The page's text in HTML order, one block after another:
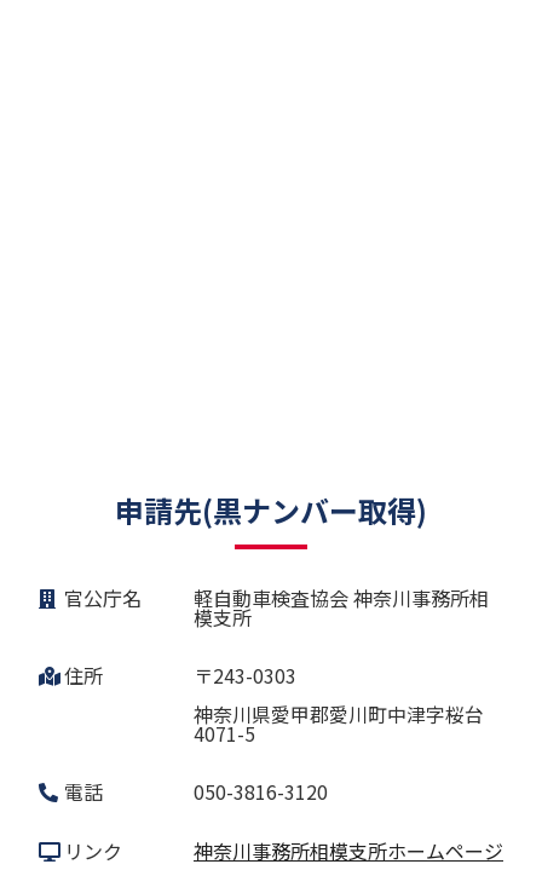
申請先(黒ナンバー取得)
官公庁名 軽自動車検査協会 神奈川事務所相
模支所
住所
〒243-0303
神奈川県愛甲郡愛川町中津字桜台
4071-5
電話
050-3816-3120
リンク 神奈川事務所相模支所ホームページ